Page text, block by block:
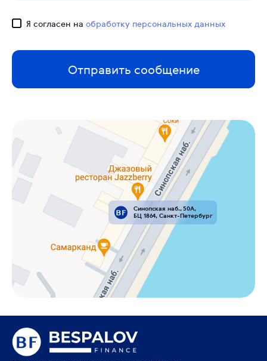
Синопская наб., 50А,
БЦ 1864, Санкт-Петербург
Я согласен на обработку персональных данных
Отправить сообщение